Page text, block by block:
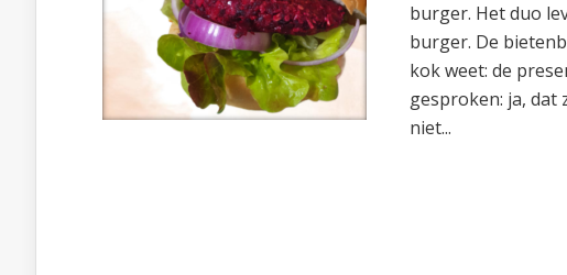
burger. Het duo
burger. De
kok weet: de
gesproken: ja, dat
niet...